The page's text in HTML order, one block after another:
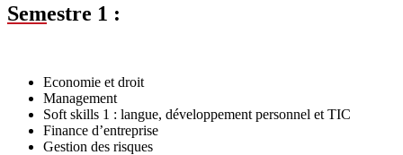
Semestre 1 :
Economie et droit
Management
Soft skills 1 : langue, développement personnel et TIC
Finance d’entreprise
Gestion des risques